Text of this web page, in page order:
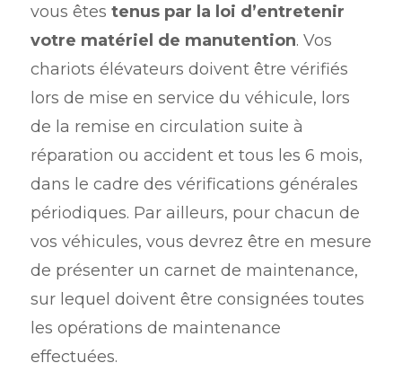
vous êtes tenus par la loi d’entretenir
votre matériel de manutention. Vos
chariots élévateurs doivent être vérifiés
lors de mise en service du véhicule, lors
de la remise en circulation suite à
réparation ou accident et tous les 6 mois,
dans le cadre des vérifications générales
périodiques. Par ailleurs, pour chacun de
vos véhicules, vous devrez être en mesure
de présenter un carnet de maintenance,
sur lequel doivent être consignées toutes
les opérations de maintenance
effectuées.